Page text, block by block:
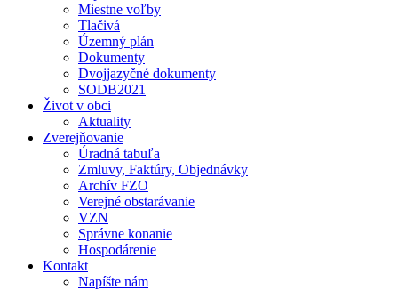
Miestne voľby
Tlačivá
Územný plán
Dokumenty
Dvojjazyčné dokumenty
SODB2021
Život v obci
Aktuality
Zverejňovanie
Úradná tabuľa
Zmluvy, Faktúry, Objednávky
Archív FZO
Verejné obstarávanie
VZN
Správne konanie
Hospodárenie
Kontakt
Napíšte nám